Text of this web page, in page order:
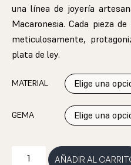
una línea de joyería
Macaronesia. Cada pieza
meticulosamente,
plata de ley.
MATERIAL
GEMA
AÑADIR ALen tu